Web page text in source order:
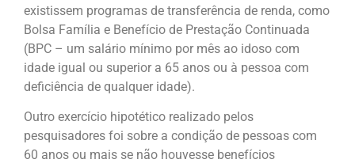
existissem programas de transferência de renda, como
Bolsa Família e Benefício de Prestação Continuada
(BPC – um salário mínimo por mês ao idoso com
idade igual ou superior a 65 anos ou à pessoa com
deficiência de qualquer idade).
Outro exercício hipotético realizado pelos
pesquisadores foi sobre a condição de pessoas com
60 anos ou mais se não houvesse benefícios